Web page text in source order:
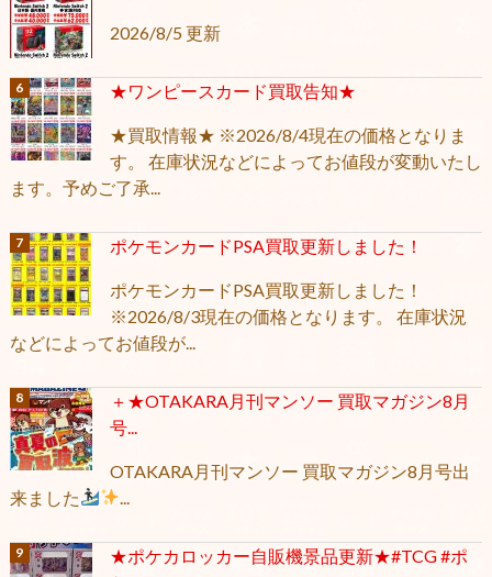
2026/8/5 更新
★ワンピースカード買取告知★
★買取情報★ ※2026/8/4現在の価格となりま
す。 在庫状況などによってお値段が変動いたし
ます。予めご了承...
ポケモンカードPSA買取更新しました！
ポケモンカードPSA買取更新しました！
※2026/8/3現在の価格となります。 在庫状況
などによってお値段が...
＋★OTAKARA月刊マンソー 買取マガジン8月
号...
OTAKARA月刊マンソー 買取マガジン8月号出
来ました
...
★ポケカロッカー自販機景品更新★#TCG #ポ